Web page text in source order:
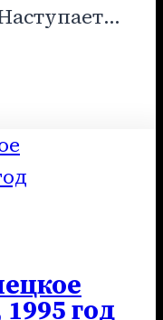
год